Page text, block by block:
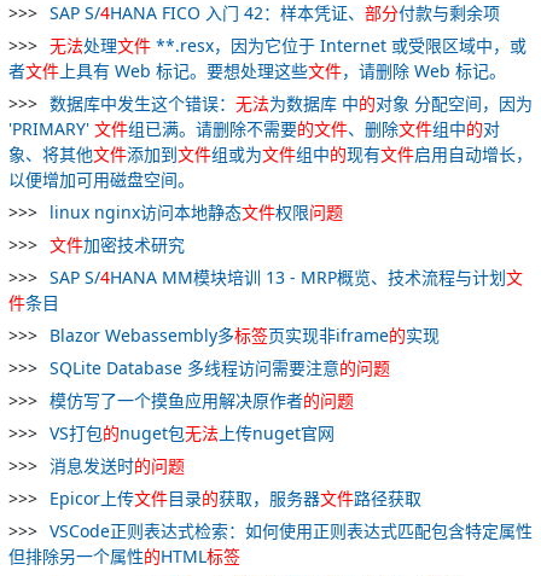
SAP S/4HANA FICO 入门 42：样本凭证、 部分付款与剩余项
无法处理文件 **.resx，因为它位于 Internet 或受限区域中，或
者文件 上具有 Web 标记。要想处理这些文件，请删除 Web 标记。
数据库中发生这个错误： 无法为数据库 中的对象 分配空间，因为
'PRIMARY' 文件组已满。请删除不需要的文件、删除文件组中的对
象、将其他文件添加到文件组或为文件组中的现有文件启用自动增长，
以便增加可用磁盘空间。
linux nginx访问本地静态文件权限问题
文件加密技术研究
SAP S/4HANA MM模块培训 13 - MRP概览、技术流程与计划文
件条目
Blazor Webassembly多标签页实现非iframe的实现
SQLite Database 多线程访问需要注意的问题
模仿写了一个摸鱼应用解决原作者的问题
VS打包的nuget包无法 上传nuget官网
消息发送时的问题
Epicor上传文件目录的获取，服务器文件路径获取
VSCode正则表达式检索：如何使用正则表达式匹配包含特定属性
但排除另一个属性的HTML标签